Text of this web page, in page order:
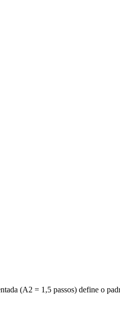
(A2 = 1,5 passos) define o